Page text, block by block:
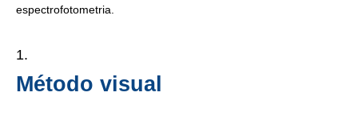
espectrofotometria.
Método visual